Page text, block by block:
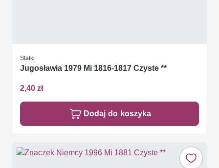
Statki
Jugosławia 1979 Mi 1816-1817 Czyste **
2,40 zł
Dodaj do koszyka